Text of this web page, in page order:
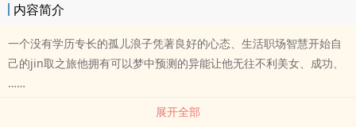
内容简介
一个没有学历专长的孤儿浪子凭著良好的心态、生活职场智慧开始自
己的jin取之旅他拥有可以梦中预测的异能让他无往不利美女、成功、
……
展开全部